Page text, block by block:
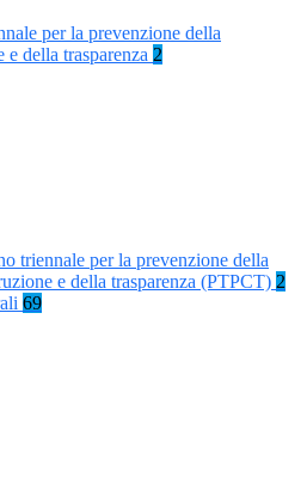
per la prevenzione della
e della trasparenza 2
triennale per la prevenzione della
e della trasparenza (PTPCT) 2
69